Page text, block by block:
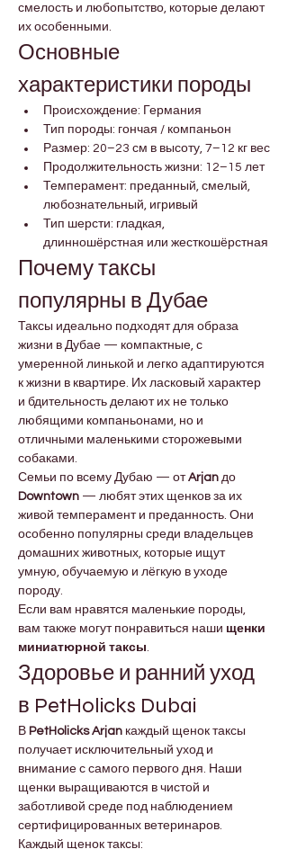
смелость и любопытство, которые делают
их особенными.
Основные
характеристики породы
Происхождение: Германия
Тип породы: гончая / компаньон
Размер: 20–23 см в высоту, 7–12 кг вес
Продолжительность жизни: 12–15 лет
Темперамент: преданный, смелый,
любознательный, игривый
Тип шерсти: гладкая,
длинношёрстная или жесткошёрстная
Почему таксы
популярны в Дубае
Таксы идеально подходят для образа
жизни в Дубае — компактные, с
умеренной линькой и легко адаптируются
к жизни в квартире. Их ласковый характер
и бдительность делают их не только
любящими компаньонами, но и
отличными маленькими сторожевыми
собаками.
Семьи по всему Дубаю — от Arjan до
Downtown — любят этих щенков за их
живой темперамент и преданность. Они
особенно популярны среди владельцев
домашних животных, которые ищут
умную, обучаемую и лёгкую в уходе
породу.
Если вам нравятся маленькие породы,
вам также могут понравиться наши щенки
миниатюрной таксы.
Здоровье и ранний уход
в PetHolicks Dubai
В PetHolicks Arjan каждый щенок таксы
получает исключительный уход и
внимание с самого первого дня. Наши
щенки выращиваются в чистой и
заботливой среде под наблюдением
сертифицированных ветеринаров.
Каждый щенок таксы: